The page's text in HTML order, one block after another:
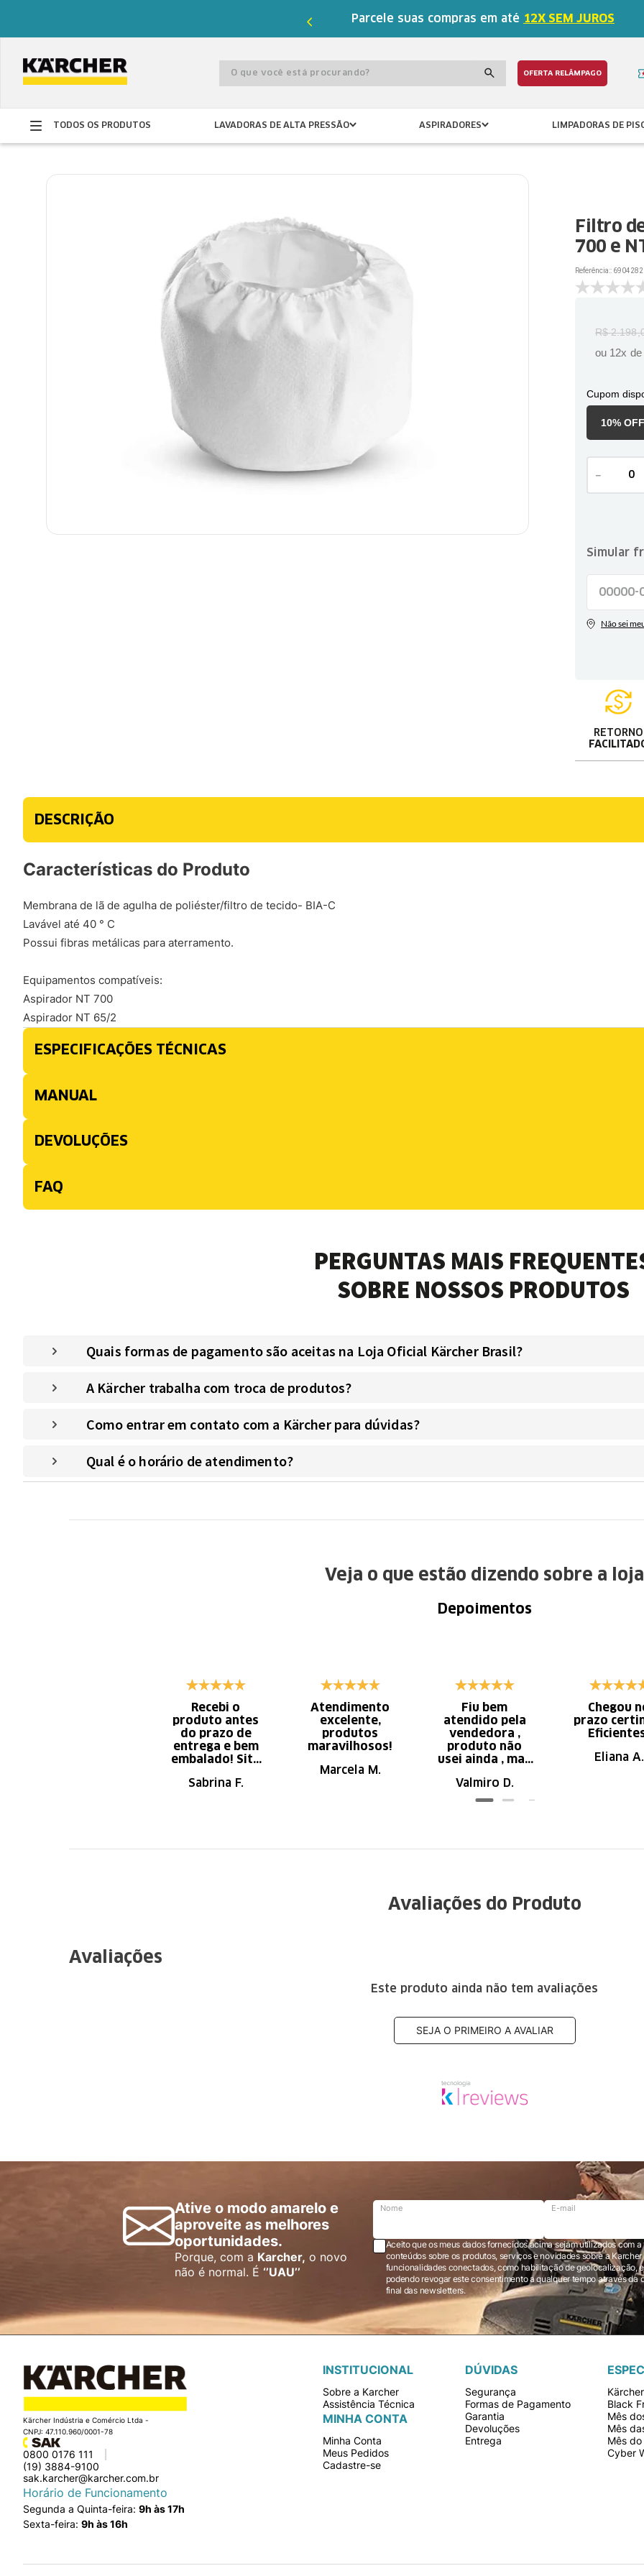
Parcele suas compras em até 12X SEM JUROS
O que você está procurando? OFERTA RELÂMPAGO
TODOS OS PRODUTOS LAVADORAS DE ALTA PRESSÃO ASPIRADORES LIMPADORAS DE
Filtro
700 e
Referência::
R$ 2.198,
ou 12x de
Cupom
10%
－
RETORNO
DESCRIÇÃO
Características do Produto
Membrana de lã de agulha de poliéster/filtro de tecido- BIA-C
Lavável até 40 ° C
Possui fibras metálicas para aterramento.
Equipamentos compatíveis:
Aspirador NT 700
Aspirador NT 65/2
ESPECIFICAÇÕES TÉCNICAS
MANUAL
DEVOLUÇÕES
FAQ
PERGUNTAS MAIS
SOBRE NOSSOS PRODUTOS
Quais formas de pagamento são aceitas na Loja Oficial Kärcher Brasil?
A Kärcher trabalha com troca de produtos?
Como entrar em contato com a Kärcher para dúvidas?
Qual é o horário de atendimento?
Veja o que estão dizendo sobre a loja
Depoimentos
Recebi o
produto antes
do prazo de
entrega e bem
embalado! Site
navegação.
Sabrina F.
Atendimento
excelente,
produtos
maravilhosos!
Marcela M.
Fiu bem
atendido pela
vendedora ,
produto não
usei ainda , mas
ótima qualidade
Valmiro D.
Chegou
prazo
Eliana A.
Avaliações do Produto
Avaliações
Este produto ainda não tem avaliações
SEJA O PRIMEIRO A AVALIAR
Ative o modo amarelo e
aproveite as melhores
oportunidades.
Porque, com a Karcher, o novo
não é normal. É ‘’UAU’’
Nome E-mail
Aceito que os meus dados fornecidos acima sejam utilizados com
conteúdos sobre os produtos, serviços e novidades sobre a Karcher Brasil via e-mail marketing e registro de
funcionalidades conectados, como habilitação de geolocalização,
podendo revogar este consentimento a qualquer tempo através da opção “cancelar inscrição” localizada ao
final das newsletters.
Kärcher Indústria e Comércio Ltda -
CNPJ: 47.110.960/0001-78
0800 0176 111
(19) 3884-9100
sak.karcher@karcher.com.br
Horário de Funcionamento
Segunda a Quinta-feira: 9h às 17h
Sexta-feira: 9h às 16h
INSTITUCIONAL
Sobre a Karcher
Assistência Técnica
MINHA CONTA
Minha Conta
Meus Pedidos
Cadastre-se
DÚVIDAS
Segurança
Formas de Pagamento
Garantia
Devoluções
Entrega
Black
Mês
Mês
Mês
Cyber